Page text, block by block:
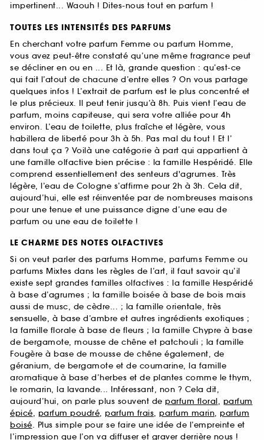
impertinent... Waouh ! Dites-nous tout en parfum !
TOUTES LES INTENSITÉS DES PARFUMS
En cherchant votre parfum Femme ou parfum Homme,
vous avez peut-être constaté qu’une même fragrance peut
se décliner en ou en ... Et là, grande question : qu’est-ce
qui fait l’atout de chacune d’entre elles ? On vous partage
quelques infos ! L’extrait de parfum est le plus concentré et
le plus précieux. Il peut tenir jusqu’à 8h. Puis vient l’eau de
parfum, moins capiteuse, qui sera votre alliée pour 4h
environ. L’eau de toilette, plus fraîche et légère, vous
habillera de liberté pour 3h à 5h. Pas mal du tout ! Et l’
dans tout ça ? Voilà une catégorie à part qui appartient à
une famille olfactive bien précise : la famille Hespéridé. Elle
comprend essentiellement des senteurs d'agrumes. Très
légère, l’eau de Cologne s’affirme pour 2h à 3h. Cela dit,
aujourd’hui, elle est réinventée par de nombreuses maisons
pour une tenue et une puissance digne d’une eau de
parfum ou une eau de toilette !
LE CHARME DES NOTES OLFACTIVES
Si on veut parler des parfums Homme, parfums Femme ou
parfums Mixtes dans les règles de l’art, il faut savoir qu’il
existe sept grandes familles olfactives : la famille Hespéridé
à base d’agrumes ; la famille boisée à base de bois mais
aussi de musc, de cèdre... ; la famille orientale, très
sensuelle, à base d’ambre et autres ingrédients exotiques ;
la famille florale à base de fleurs ; la famille Chypre à base
de bergamote, mousse de chêne et patchouli ; la famille
Fougère à base de mousse de chêne également, de
géranium, de bergamote et de coumarine, la famille
aromatique à base d’herbes et de plantes comme le thym,
le romarin, la lavande... Intéressant, non ? Cela dit,
aujourd’hui, on parle plus souvent de parfum floral, parfum
épicé, parfum poudré, parfum frais, parfum marin, parfum
boisé. Plus simple pour se faire une idée de l’empreinte et
l’impression que l’on va diffuser et graver derrière nous !